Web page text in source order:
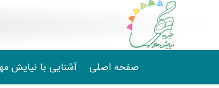
صفحه اصلی آشنایی با نیایش